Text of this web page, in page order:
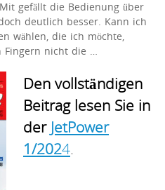
gefällt die Bedienung über
deutlich besser. Kann ich
wählen, die ich möchte,
Fingern nicht die …
Den vollständigen
Beitrag lesen Sie in
der JetPower
1/2024.